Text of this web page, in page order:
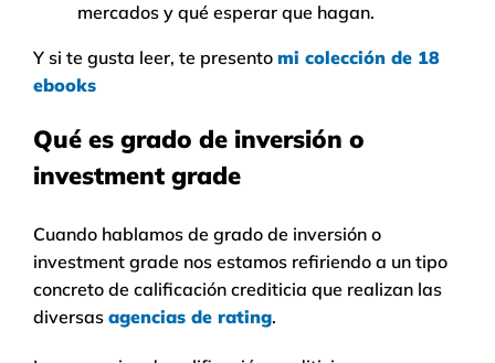
mercados y qué esperar que hagan.
Y si te gusta leer, te presento mi colección de 18
ebooks
Qué es grado de inversión o
investment grade
Cuando hablamos de grado de inversión o
investment grade nos estamos refiriendo a un tipo
concreto de calificación crediticia que realizan las
diversas agencias de rating.